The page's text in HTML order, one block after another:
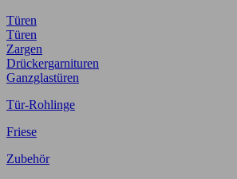
Türen
Türen
Zargen
Drückergarnituren
Ganzglastüren
Tür-Rohlinge
Friese
Zubehör